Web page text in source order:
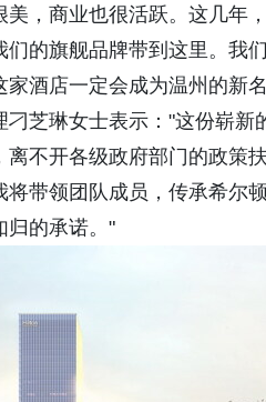
，商业也很活跃。这几年
的旗舰品牌带到这里。我
酒店一定会成为温州的新
刁芝琳女士表示："这份崭
不开各级政府部门的政策
带领团队成员，传承希尔
归的承诺。"